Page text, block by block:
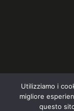
All rights
Utilizziamo i
migliore
questo